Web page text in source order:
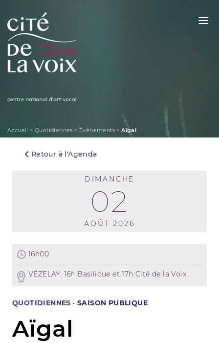
Skip
content
Accueil >Quotidiennes > Évènements >Aïgal
Retour à l'Agenda
DIMANCHE
02
AOÛT 2026
16h00
VÉZELAY, 16h Basilique et 17h Cité de la Voix
QUOTIDIENNES ·SAISON PUBLIQUE
Aïgal